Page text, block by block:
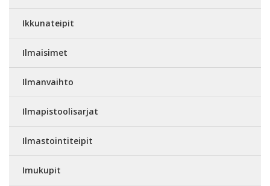
Ikkunateipit
Ilmaisimet
Ilmanvaihto
Ilmapistoolisarjat
Ilmastointiteipit
Imukupit